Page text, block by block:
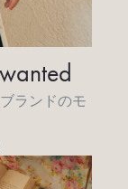
ランドのモ